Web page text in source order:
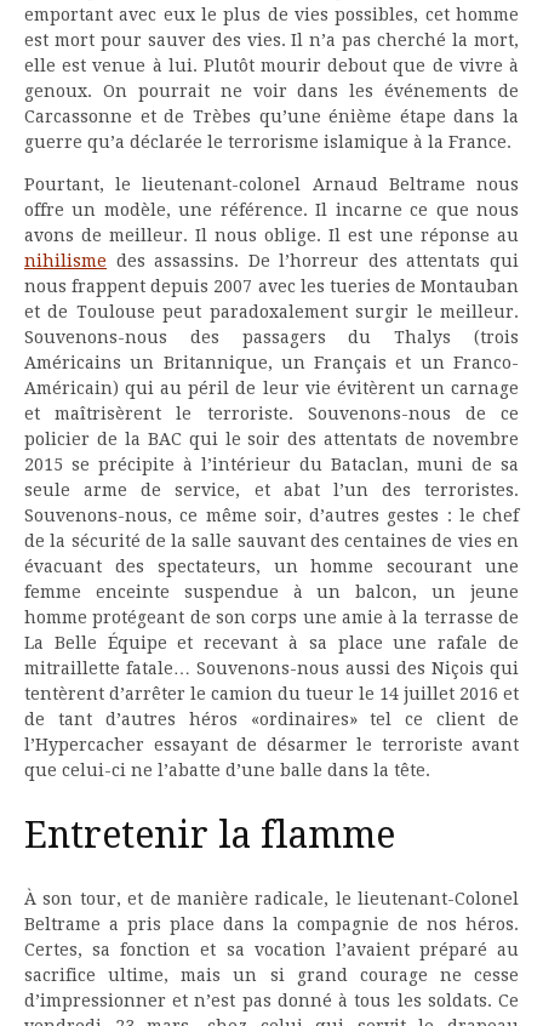
emportant avec eux le plus de vies possibles, cet homme
est mort pour sauver des vies. Il n’a pas cherché la mort,
elle est venue à lui. Plutôt mourir debout que de vivre à
genoux. On pourrait ne voir dans les événements de
Carcassonne et de Trèbes qu’une énième étape dans la
guerre qu’a déclarée le terrorisme islamique à la France.
Pourtant, le lieutenant-colonel Arnaud Beltrame nous
offre un modèle, une référence. Il incarne ce que nous
avons de meilleur. Il nous oblige. Il est une réponse au
nihilisme des assassins. De l’horreur des attentats qui
nous frappent depuis 2007 avec les tueries de Montauban
et de Toulouse peut paradoxalement surgir le meilleur.
Souvenons-nous des passagers du Thalys (trois
Américains un Britannique, un Français et un Franco-
Américain) qui au péril de leur vie évitèrent un carnage
et maîtrisèrent le terroriste. Souvenons-nous de ce
policier de la BAC qui le soir des attentats de novembre
2015 se précipite à l’intérieur du Bataclan, muni de sa
seule arme de service, et abat l’un des terroristes.
Souvenons-nous, ce même soir, d’autres gestes : le chef
de la sécurité de la salle sauvant des centaines de vies en
évacuant des spectateurs, un homme secourant une
femme enceinte suspendue à un balcon, un jeune
homme protégeant de son corps une amie à la terrasse de
La Belle Équipe et recevant à sa place une rafale de
mitraillette fatale… Souvenons-nous aussi des Niçois qui
tentèrent d’arrêter le camion du tueur le 14 juillet 2016 et
de tant d’autres héros «ordinaires» tel ce client de
l’Hypercacher essayant de désarmer le terroriste avant
que celui-ci ne l’abatte d’une balle dans la tête.
Entretenir la flamme
À son tour, et de manière radicale, le lieutenant-Colonel
Beltrame a pris place dans la compagnie de nos héros.
Certes, sa fonction et sa vocation l’avaient préparé au
sacrifice ultime, mais un si grand courage ne cesse
d’impressionner et n’est pas donné à tous les soldats. Ce